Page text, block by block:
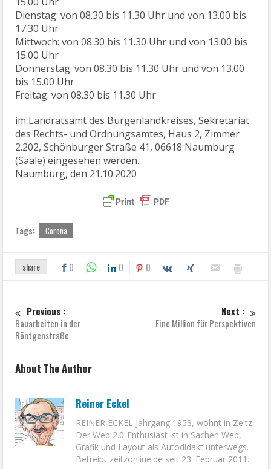
Dienstag: von 08.30 bis 11.30 Uhr und von 13.00 bis
17.30 Uhr
Mittwoch: von 08.30 bis 11.30 Uhr und von 13.00 bis
15.00 Uhr
Donnerstag: von 08.30 bis 11.30 Uhr und von 13.00
bis 15.00 Uhr
Freitag: von 08.30 bis 11.30 Uhr
im Landratsamt des Burgenlandkreises, Sekretariat
des Rechts- und Ordnungsamtes, Haus 2, Zimmer
2.202, Schönburger Straße 41, 06618 Naumburg
(Saale) eingesehen werden.
Naumburg, den 21.10.2020
Tags: Corona
share 0 0 0
Previous :
Bauarbeiten in der
Röntgenstraße
Next :
Eine Million für Perspektiven
About The Author
Reiner Eckel
REINER ECKEL Jahrgang 1953, wohnt in Zeitz.
Der Web 2.0-Enthusiast ist in Sachen Web,
Grafik und Layout als Autodidakt unterwegs.
Betreibt zeitzonline.de seit 23. Februar 2011.